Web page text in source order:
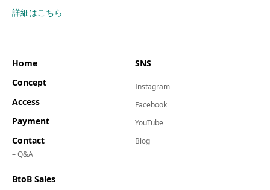
詳細はこちら
Home
Concept
Access
Payment
Contact
– Q&A
BtoB Sales
SNS
Instagram
Facebook
YouTube
Blog